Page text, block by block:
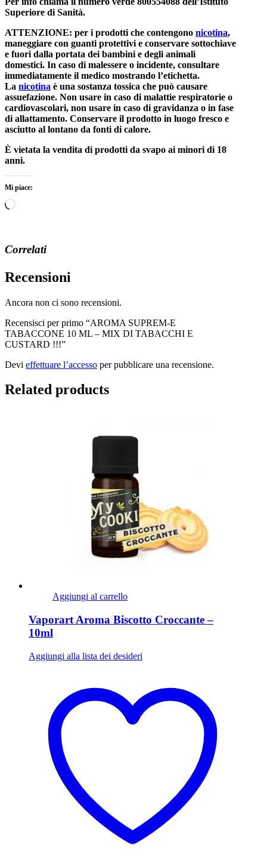
Superiore di Sanità.
ATTENZIONE: per i prodotti che contengono nicotina,
maneggiare con guanti protettivi e conservare sottochiave
e fuori dalla portata dei bambini e degli animali
domestici. In caso di malessere o incidente, consultare
immediatamente il medico mostrando l’etichetta.
La nicotina è una sostanza tossica che può causare
assuefazione. Non usare in caso di malattie respiratorie o
cardiovascolari, non usare in caso di gravidanza o in fase
di allattamento. Conservare il prodotto in luogo fresco e
asciutto al lontano da fonti di calore.
È vietata la vendita di prodotti da svapo ai minori di 18
anni.
Mi piace:
Caricamento
Correlati
Recensioni
Ancora non ci sono recensioni.
Recensisci per primo “AROMA SUPREM-E
TABACCONE 10 ML – MIX DI TABACCHI E
CUSTARD !!!”
Devi effettuare l’accesso per pubblicare una recensione.
Related products
Aggiungi al carrello
Vaporart Aroma Biscotto Croccante –
10ml
Aggiungi alla lista dei desideri